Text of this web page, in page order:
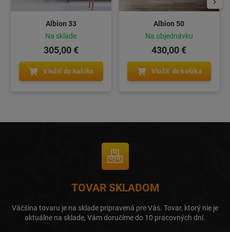
Albion 33
Na sklade
305,00 €
Vložiť do košíka
Albion 50
Na objednávku
430,00 €
Vložiť do košíka
TOVAR SKLADOM
Väčšina tovaru je na sklade pripravená pre Vás. Tovar, ktorý nie je
aktuálne na sklade, Vám doručíme do 10 pracovných dní.